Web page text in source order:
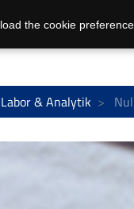
Labor & Analytik
the cookie